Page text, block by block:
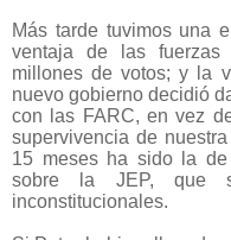
Más tarde tuvimos una
ventaja de las fuerzas
millones de votos; y la
nuevo gobierno decidió
con las FARC, en vez
supervivencia de
15 meses ha sido la
sobre la JEP, que
inconstitucionales.